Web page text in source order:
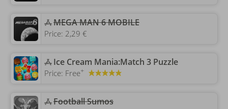
‎MEGA MAN 6 MOBILE
Price: 2,29 €
‎Ice Cream Mania:Match 3 Puzzle
Price: Free+
‎Football Sumos